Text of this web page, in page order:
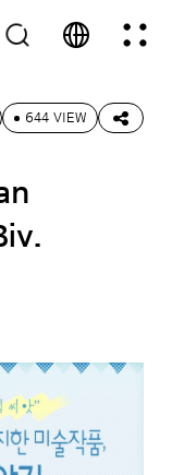
644 VIEW